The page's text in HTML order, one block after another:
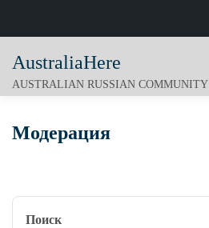
content
AustraliaHere
AUSTRALIAN RUSSIAN COMMUNITY
Модерация
Поиск